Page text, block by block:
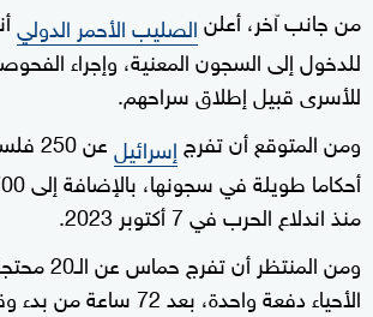
من جانب آخر، أعلنالصليب الأحمر الدولي
للدخول إلى السجون المعنية، وإجراء
للأسرى قبيل إطلاق سراحهم.
ومن المتوقع أن تفرجإسرائيل
عن
منذ اندلاع الحرب في 7 أكتوبر 2023.
ومن المنتظر
الأحياء دفعة واحدة، بعد 72 ساعة من بدء وقف إطلاق النار.